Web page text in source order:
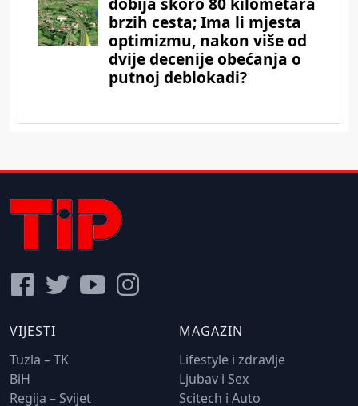
VIJESTI
Tuzla – TK
BiH
Regija – Svijet
MAGAZIN
Lifestyle i zdravlje
Ljubav i Sex
Scitech i Auto